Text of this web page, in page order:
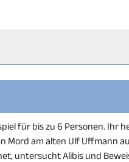
für bis zu 6 Personen. Ihr
Mord am alten Ulf Uffmann
untersucht Alibis und